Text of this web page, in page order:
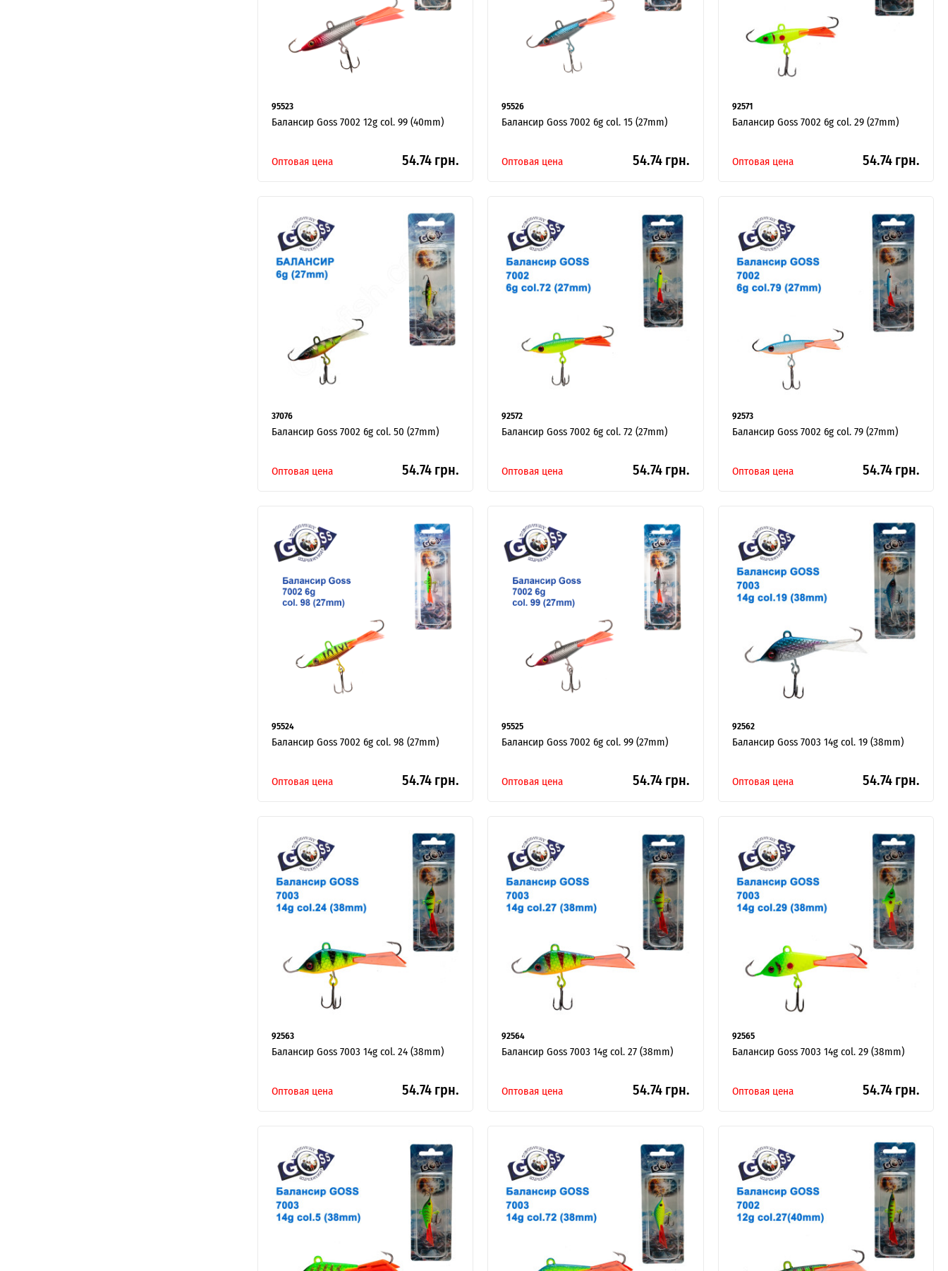
95523
Балансир Goss 7002 12g col. 99 (40mm)
Оптовая цена 54.74 грн.
95526
Балансир Goss 7002 6g col. 15 (27mm)
Оптовая цена 54.74 грн.
92571
Балансир Goss 7002 6g col. 29 (27mm)
Оптовая цена 54.74 грн.
37076
Балансир Goss 7002 6g col. 50 (27mm)
Оптовая цена 54.74 грн.
92572
Балансир Goss 7002 6g col. 72 (27mm)
Оптовая цена 54.74 грн.
92573
Балансир Goss 7002 6g col. 79 (27mm)
Оптовая цена 54.74 грн.
95524
Балансир Goss 7002 6g col. 98 (27mm)
Оптовая цена 54.74 грн.
95525
Балансир Goss 7002 6g col. 99 (27mm)
Оптовая цена 54.74 грн.
92562
Балансир Goss 7003 14g col. 19 (38mm)
Оптовая цена 54.74 грн.
92563
Балансир Goss 7003 14g col. 24 (38mm)
Оптовая цена 54.74 грн.
92564
Балансир Goss 7003 14g col. 27 (38mm)
Оптовая цена 54.74 грн.
92565
Балансир Goss 7003 14g col. 29 (38mm)
Оптовая цена 54.74 грн.
Розничные заказы не рассматриваются!
Я ОПТОВЫЙ ПОКУПАТЕЛЬ